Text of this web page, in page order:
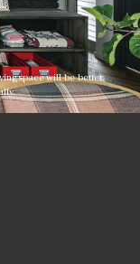
space will be better.